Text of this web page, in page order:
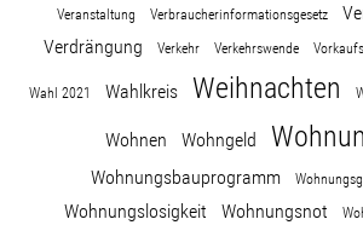
Veranstaltung Verbraucherinformationsgesetz
Verdrängung
Verkehr Verkehrswende
Wahl 2021 Wahlkreis Weihnachten
Wohnen Wohngeld
Wohnungsbauprogramm
Wohnungslosigkeit Wohnungsnot